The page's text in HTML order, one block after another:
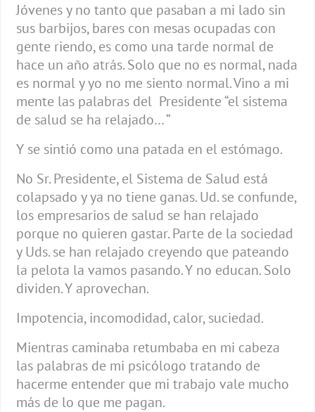
Jóvenes y no tanto que pasaban a mi lado sin
sus barbijos, bares con mesas ocupadas con
gente riendo, es como una tarde normal de
hace un año atrás. Solo que no es normal, nada
es normal y yo no me siento normal. Vino a mi
mente las palabras del Presidente “el sistema
de salud se ha relajado… “
Y se sintió como una patada en el estómago.
No Sr. Presidente, el Sistema de Salud está
colapsado y ya no tiene ganas. Ud. se confunde,
los empresarios de salud se han relajado
porque no quieren gastar. Parte de la sociedad
y Uds. se han relajado creyendo que pateando
la pelota la vamos pasando. Y no educan. Solo
dividen. Y aprovechan.
Impotencia, incomodidad, calor, suciedad.
Mientras caminaba retumbaba en mi cabeza
las palabras de mi psicólogo tratando de
hacerme entender que mi trabajo vale mucho
más de lo que me pagan.